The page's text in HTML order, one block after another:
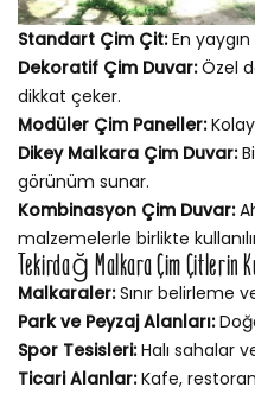
Standart Çim Çit:En
Dekoratif Çim Duvar:Özel
dikkat çeker.
Modüler Çim Paneller:
Dikey Malkara Çim Duvar:
görünüm sunar.
Kombinasyon Çim Duvar:
malzemelerle birlikte
Tekirdağ Malkara Çim Çitlerin
Malkaraler:Sınır belirleme
Park ve Peyzaj Alanları:
Spor Tesisleri:Halı sahalar
Ticari Alanlar:Kafe,